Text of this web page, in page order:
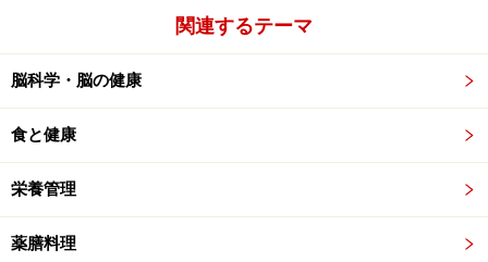
関連するテーマ
脳科学・脳の健康
食と健康
栄養管理
薬膳料理